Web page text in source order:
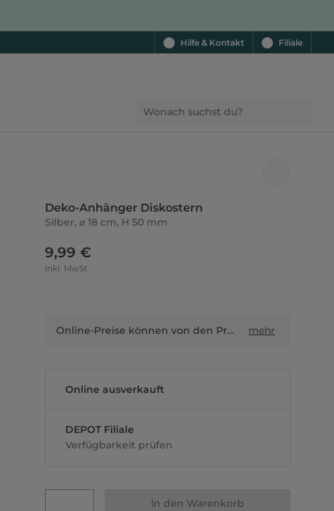
Hilfe & Kontakt Filiale
Deko-Anhänger Diskostern
Silber, ⌀ 18 cm, H 50 mm
9,99 €
inkl. MwSt
Online-Preise können von den Preisen in Filialen sowie Shop-in-Shop-Flächen abweichen. mehr
Online ausverkauft
DEPOT Filiale
Verfügbarkeit prüfen
In den Warenkorb